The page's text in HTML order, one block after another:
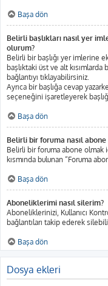
Başa dön
Belirli başlıkları nasıl yer
olurum?
Belirli bir başlığı yer imlerine
başlıktaki üst ve alt kısımlarda
bağlantıyı tıklayabilirsiniz.
Ayrıca bir başlığa cevap
seçeneğini işaretleyerek
Başa dön
Belirli bir foruma nasıl
Belirli bir foruma abone olmak
kısmında bulunan “Foruma
Başa dön
Aboneliklerimi nasıl silerim?
Aboneliklerinizi, Kullanıcı
bağlantıları takip ederek
Başa dön
Dosya ekleri